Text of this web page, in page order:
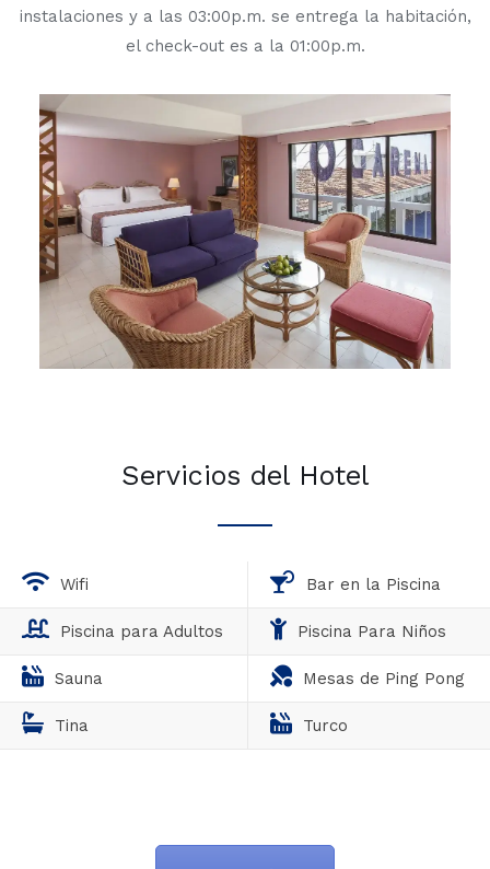
instalaciones y a las 03:00p.m. se entrega la habitación,
el check-out es a la 01:00p.m.
Servicios del Hotel
Wifi Bar en la Piscina
Piscina para Adultos Piscina Para Niños
Sauna Mesas de Ping Pong
Tina Turco